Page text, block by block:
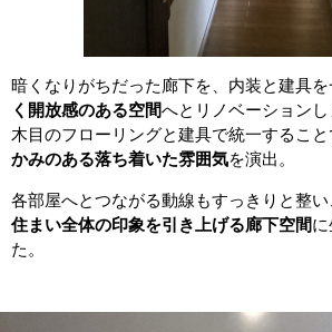
暗くなりがちだった廊下を、内装と建具
く開放感のある空間へとリノベーションし
木目のフローリングと建具で統一するこ
かみのある落ち着いた雰囲気を演出。
各部屋へとつながる動線もすっきりと整い
住まい全体の印象を引き上げる廊下空間
た。